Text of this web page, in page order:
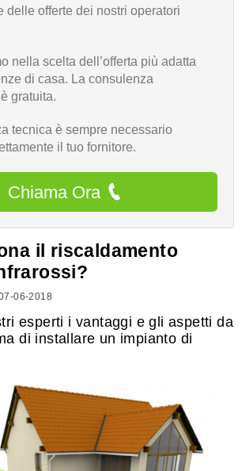
delle offerte dei nostri operatori
nella scelta dell’offerta più adatta
di casa. La consulenza
gratuita.
tecnica è sempre necessario
il tuo fornitore.
Chiama Ora
il riscaldamento
06-2018
esperti i vantaggi e gli aspetti da
di installare un impianto di